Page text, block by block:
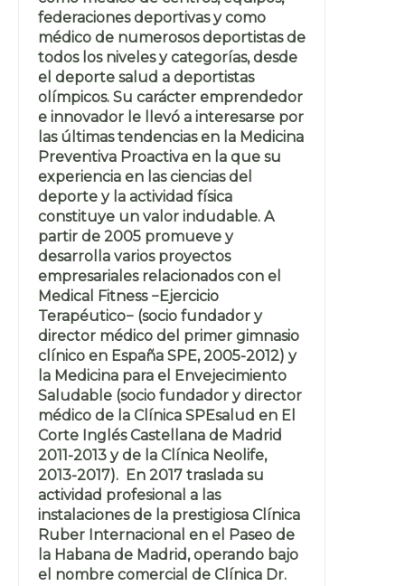
federaciones deportivas y como
médico de numerosos deportistas de
todos los niveles y categorías, desde
el deporte salud a deportistas
olímpicos. Su carácter emprendedor
e innovador le llevó a interesarse por
las últimas tendencias en la Medicina
Preventiva Proactiva en la que su
experiencia en las ciencias del
deporte y la actividad física
constituye un valor indudable. A
partir de 2005 promueve y
desarrolla varios proyectos
empresariales relacionados con el
Medical Fitness −Ejercicio
Terapéutico− (socio fundador y
director médico del primer gimnasio
clínico en España SPE, 2005-2012) y
la Medicina para el Envejecimiento
Saludable (socio fundador y director
médico de la Clínica SPEsalud en El
Corte Inglés Castellana de Madrid
2011-2013 y de la Clínica Neolife,
2013-2017). En 2017 traslada su
actividad profesional a las
instalaciones de la prestigiosa Clínica
Ruber Internacional en el Paseo de
la Habana de Madrid, operando bajo
el nombre comercial de Clínica Dr.